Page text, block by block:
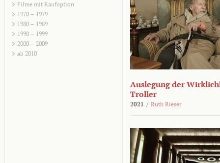
Filme mit Kaufoption
1970 – 1979
1980 – 1989
1990 – 1999
2000 – 2009
ab 2010
Auslegung der
Troller
2021 / Ruth Rieser